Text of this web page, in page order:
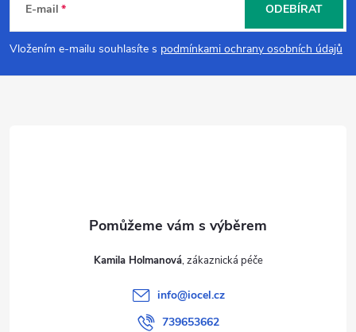
p
a
E-mail
Vložením e-mailu souhlasíte s podmínkami ochrany osobních údajů
ODEBÍRAT
Kamila Holmanová
info@iocel.cz
739653662